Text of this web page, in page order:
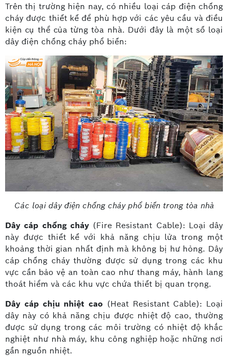
Trên thị trường hiện nay, có nhiều loại cáp điện chống
cháy được thiết kế để phù hợp với các yêu cầu và điều
kiện cụ thể của từng tòa nhà. Dưới đây là một số loại
dây điện chống cháy phổ biến:
Các loại dây điện chống cháy phổ biến trong tòa nhà
Dây cáp chống cháy(Fire Resistant Cable): Loại dây
này được thiết kế với khả năng chịu lửa trong một
khoảng thời gian nhất định mà không bị hư hỏng. Dây
cáp chống cháy thường được sử dụng trong các khu
vực cần bảo vệ an toàn cao như thang máy, hành lang
thoát hiểm và các khu vực chứa thiết bị quan trọng.
Dây cáp chịu nhiệt cao (Heat Resistant Cable): Loại
dây này có khả năng chịu được nhiệt độ cao, thường
được sử dụng trong các môi trường có nhiệt độ khắc
nghiệt như nhà máy, khu công nghiệp hoặc những nơi
gần nguồn nhiệt.